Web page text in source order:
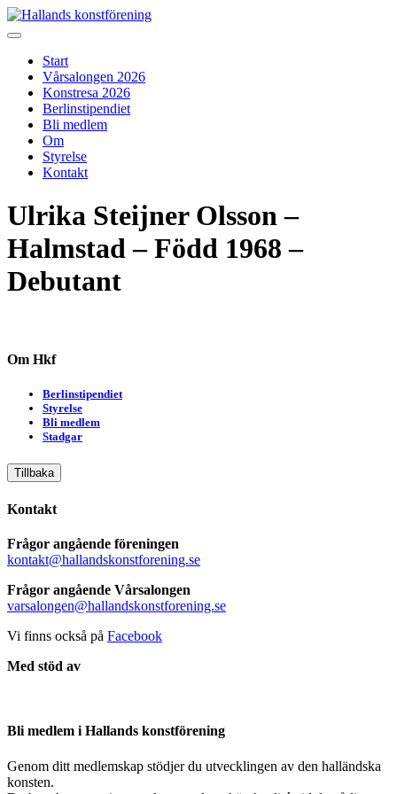
Skip
to
Start
Vårsalongen 2026
Konstresa 2026
Berlinstipendiet
Bli medlem
Om
Styrelse
Kontakt
Ulrika Steijner Olsson –
Halmstad – Född 1968 –
Debutant
Om Hkf
Berlinstipendiet
Styrelse
Bli medlem
Stadgar
Tillbaka
Kontakt
Frågor angående föreningen
kontakt@hallandskonstforening.se
Frågor angående Vårsalongen
varsalongen@hallandskonstforening.se
Vi finns också på Facebook
Med stöd av
Bli medlem i Hallands konstförening
Genom ditt medlemskap stödjer du utvecklingen av den halländska
konsten.